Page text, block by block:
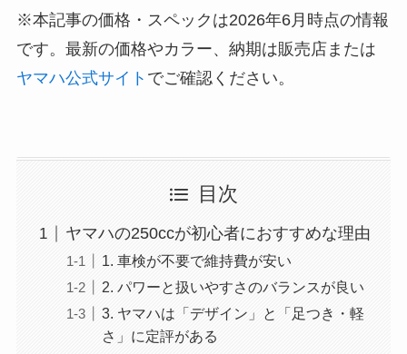
※本記事の価格・スペックは2026年6月時点の情報
です。最新の価格やカラー、納期は販売店または
ヤマハ公式サイト でご確認ください。
目次
ヤマハの250ccが初心者におすすめな理由
1. 車検が不要で維持費が安い
2. パワーと扱いやすさのバランスが良い
3. ヤマハは「デザイン」と「足つき・軽
さ」に定評がある